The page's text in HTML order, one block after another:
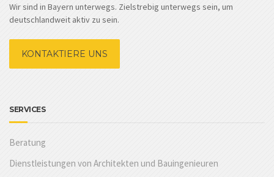
Wir sind in Bayern unterwegs. Zielstrebig unterwegs sein, um
deutschlandweit aktiv zu sein.
KONTAKTIERE UNS
SERVICES
Beratung
Dienstleistungen von Architekten und Bauingenieuren